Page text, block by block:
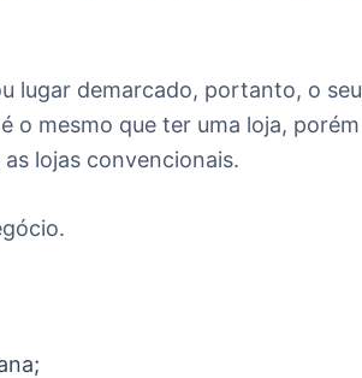
lugar demarcado, portanto, o seu
o mesmo que ter uma loja, porém
lojas convencionais.